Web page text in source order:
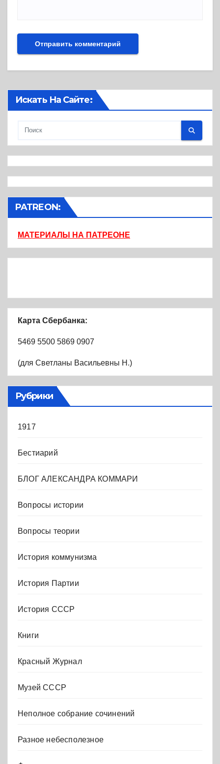
Искать На Сайте:
PATREON:
МАТЕРИАЛЫ НА ПАТРЕОНЕ
Карта Сбербанка:
5469 5500 5869 0907
(для Светланы Васильевны Н.)
Рубрики
1917
Бестиарий
БЛОГ АЛЕКСАНДРА КОММАРИ
Вопросы истории
Вопросы теории
История коммунизма
История Партии
История СССР
Книги
Красный Журнал
Музей СССР
Неполное собрание сочинений
Разное небесполезное